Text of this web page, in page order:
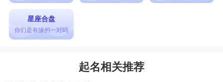
星座合盘
你们是有缘的一对吗
起名相关推荐